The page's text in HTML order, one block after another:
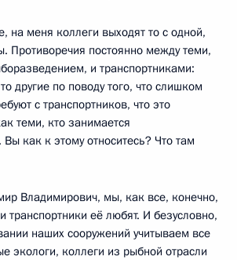
на меня коллеги выходят то с одной,
Противоречия постоянно между теми,
и транспортниками:
другие по поводу того, что слишком
с транспортников, что это
теми, кто занимается
как к этому относитесь? Что там
Владимирович, мы, как все, конечно,
её любят. И безусловно,
наших сооружений учитываем все
экологи, коллеги из рыбной отрасли